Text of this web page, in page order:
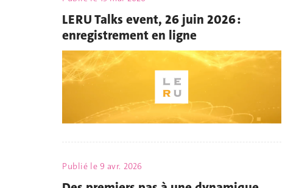
LERU Talks event, 26 juin 2026 :
enregistrement en ligne
Publié le 9 avr. 2026